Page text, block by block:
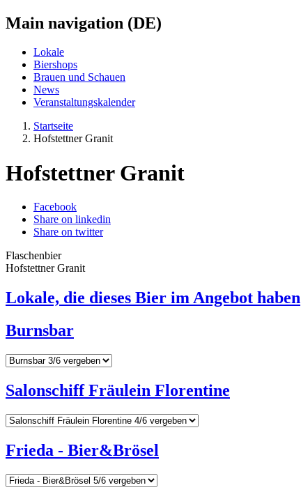
Main navigation (DE)
Lokale
Biershops
Brauen und Schauen
News
Veranstaltungskalender
Startseite
Hofstettner Granit
Hofstettner Granit
Facebook
Share on linkedin
Share on twitter
Flaschenbier
Hofstettner Granit
Lokale, die dieses Bier im Angebot haben
Burnsbar
Salonschiff Fräulein Florentine
Frieda - Bier&Brösel